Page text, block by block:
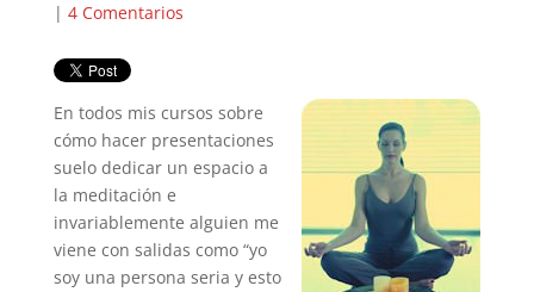
| 4 Comentarios
En todos mis cursos sobre
cómo hacer presentaciones
suelo dedicar un espacio a
la meditación e
invariablemente alguien me
viene con salidas como “yo
soy una persona seria y esto